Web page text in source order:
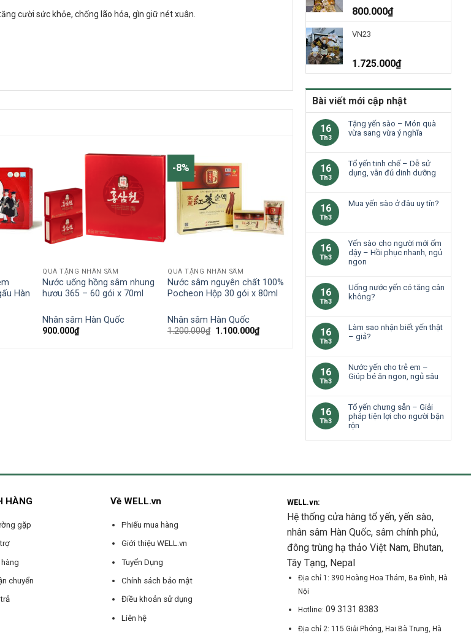
800.000₫
VN23
1.725.000₫
Bài viết mới cập nhật
16
Th3
Tặng yến sào – Món quà
vừa sang vừa ý nghĩa
16
Th3
Tổ yến tinh chế – Dễ sử
dụng, vẫn đủ dinh dưỡng
16
Th3
Mua yến sào ở đâu uy tín?
16
Th3
Yến sào cho người mới ốm
dậy – Hồi phục nhanh, ngủ
ngon
16
Th3
Uống nước yến có tăng cân
không?
16
Th3
Làm sao nhận biết yến thật
– giả?
16
Th3
Nước yến cho trẻ em –
Giúp bé ăn ngon, ngủ sâu
16
Th3
Tổ yến chưng sẵn – Giải
pháp tiện lợi cho người bận
rộn
cười sức khỏe, chống lão hóa, gìn giữ nét xuân.
Hàn
QUÀ TẶNG NHÂN SÂM
Nước uống hồng sâm nhung
hươu 365 – 60 gói x 70ml
Nhân sâm Hàn Quốc
900.000₫
-8%
QUÀ TẶNG NHÂN SÂM
Nước sâm nguyên chất 100%
Pocheon Hộp 30 gói x 80ml
Nhân sâm Hàn Quốc
1.200.000₫ 1.100.000₫
HÀNG
gặp
chuyển
Về WELL.vn
Phiếu mua hàng
Giới thiệu WELL.vn
Tuyển Dụng
Chính sách bảo mật
Điều khoản sử dụng
Liên hệ
WELL.vn:
Hệ thống cửa hàng tổ yến, yến sào,
nhân sâm Hàn Quốc, sâm chính phủ,
đông trùng hạ thảo Việt Nam, Bhutan,
Tây Tạng, Nepal
Địa chỉ 1: 390 Hoàng Hoa Thám, Ba Đình, Hà
Nội
Hotline:09 3131 8383
Địa chỉ 2: 115 Giải Phóng, Hai Bà Trưng, Hà